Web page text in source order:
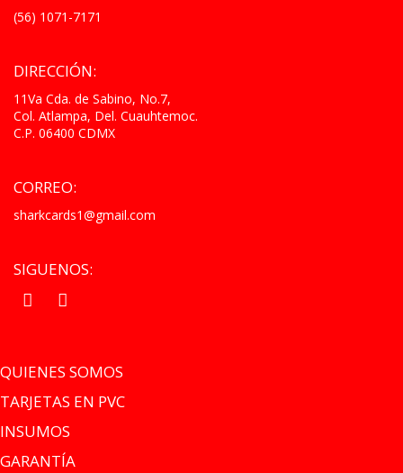
(56) 1071-7171
DIRECCIÓN:
11Va Cda. de Sabino, No.7,
Col. Atlampa, Del. Cuauhtemoc.
C.P. 06400 CDMX
CORREO:
sharkcards1@gmail.com
SIGUENOS:
QUIENES SOMOS
TARJETAS EN PVC
INSUMOS
GARANTÍA